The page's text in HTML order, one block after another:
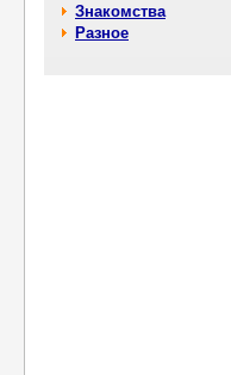
Знакомства
Разное